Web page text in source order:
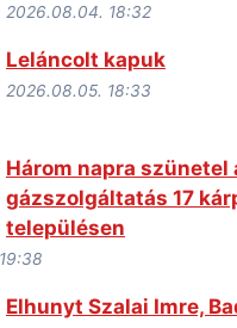
2026.08.04. 18:32
Leláncolt kapuk
2026.08.05. 18:33
Három napra szünetel
gázszolgáltatás 17
településen
Elhunyt Szalai Imre,